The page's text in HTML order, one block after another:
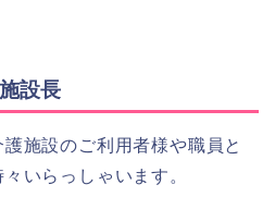
設長
施設のご利用者様や職員と
いらっしゃいます。